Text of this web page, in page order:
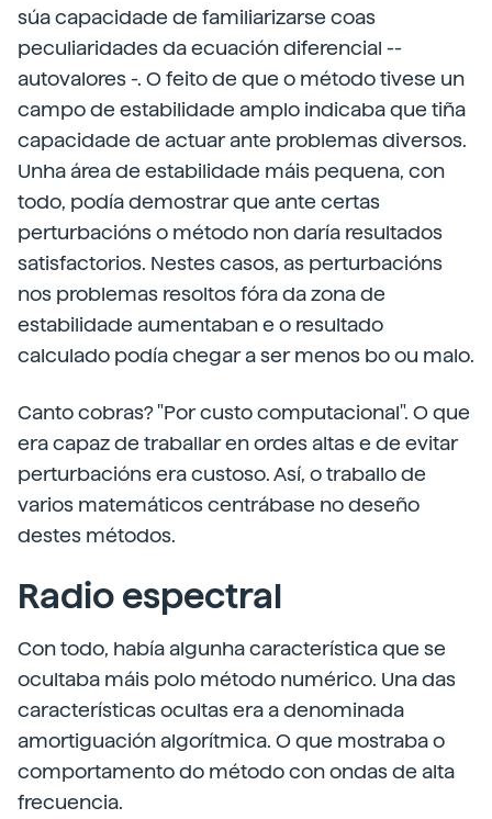
súa capacidade de familiarizarse coas
peculiaridades da ecuación diferencial --
autovalores -. O feito de que o método tivese un
campo de estabilidade amplo indicaba que tiña
capacidade de actuar ante problemas diversos.
Unha área de estabilidade máis pequena, con
todo, podía demostrar que ante certas
perturbacións o método non daría resultados
satisfactorios. Nestes casos, as perturbacións
nos problemas resoltos fóra da zona de
estabilidade aumentaban e o resultado
calculado podía chegar a ser menos bo ou malo.
Canto cobras? "Por custo computacional". O que
era capaz de traballar en ordes altas e de evitar
perturbacións era custoso. Así, o traballo de
varios matemáticos centrábase no deseño
destes métodos.
Radio espectral
Con todo, había algunha característica que se
ocultaba máis polo método numérico. Una das
características ocultas era a denominada
amortiguación algorítmica. O que mostraba o
comportamento do método con ondas de alta
frecuencia.